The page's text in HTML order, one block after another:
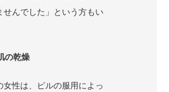
せんでした」という方もい
の乾燥
女性は、ピルの服用によっ